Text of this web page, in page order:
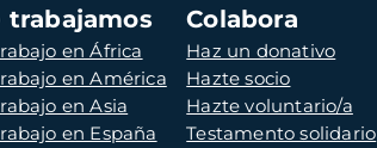
trabajamos
en África
en América
en Asia
en España
Colabora
Haz un donativo
Hazte socio
Hazte voluntario/a
Testamento solidario